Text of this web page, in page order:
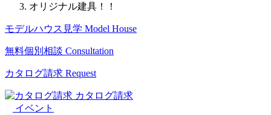
オリジナル建具！！
モデルハウス見学 Model House
無料個別相談 Consultation
カタログ請求 Request
カタログ請求
イベント